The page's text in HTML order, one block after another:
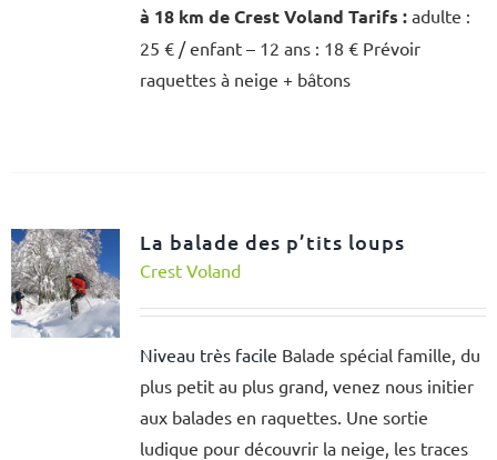
à 18 km de Crest Voland Tarifs :adulte :
25 € / enfant – 12 ans : 18 € Prévoir
raquettes à neige + bâtons
La balade des p’tits loups
Crest Voland
Niveau très facile Balade spécial famille, du
plus petit au plus grand, venez nous initier
aux balades en raquettes. Une sortie
ludique pour découvrir la neige, les traces